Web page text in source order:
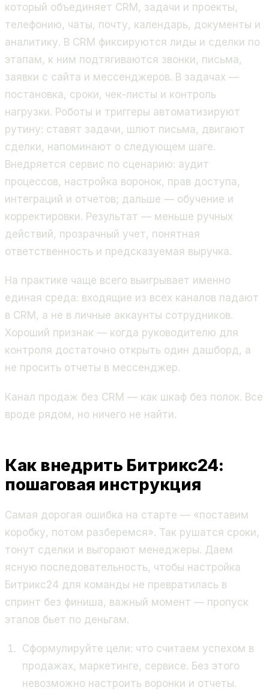
который объединяет CRM, задачи и проекты,
телефонию, чаты, почту, календарь, документы и
аналитику. В CRM фиксируются лиды и сделки по
этапам, к ним подтягиваются звонки, письма,
заявки с сайта и мессенджеров. В задачах —
постановка, сроки, чек-листы и контроль
нагрузки. Роботы и триггеры автоматизируют
рутину: ставят задачи, шлют письма, двигают
сделки, напоминают о следующем шаге.
Внедряется сервис по сценарию: аудит
процессов, настройка воронок, прав доступа,
интеграций и отчетов; дальше — обучение и
корректировки. Результат — меньше ручных
действий, прозрачный учет, понятная
ответственность и предсказуемая выручка.
На практике чаще всего выигрывает именно
единая среда: входящие из всех каналов падают
в CRM, а не в личные аккаунты сотрудников.
Хороший признак — когда руководителю для
контроля достаточно открыть один дашборд, а
не просить отчеты в мессенджер.
Канал продаж без CRM — как шкаф без полок. Все
вроде рядом, но ничего не найти.
Как внедрить Битрикс24:
пошаговая инструкция
Самая дорогая ошибка на старте — «поставим
коробку, потом разберемся». Так рушатся сроки,
тонут сделки и выгорают менеджеры. Даем
ясную последовательность, чтобы настройка
Битрикс24 для команды не превратилась в
спринт без финиша, важный момент — пропуск
этапов бьет по деньгам.
Сформулируйте цели: что считаем успехом в
продажах, маркетинге, сервисе. Без этого
невозможно настроить воронки и отчеты.